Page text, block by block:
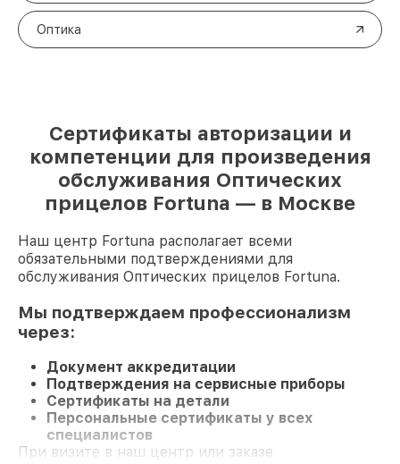
Оптика
Сертификаты авторизации и
компетенции для произведения
обслуживания Оптических
прицелов Fortuna — в Москве
Наш центр Fortuna располагает всеми
обязательными подтверждениями для
обслуживания Оптических прицелов Fortuna.
Мы подтверждаем профессионализм
через:
Документ аккредитации
Подтверждения на сервисные приборы
Сертификаты на детали
Персональные сертификаты у всех
специалистов
При визите в наш центр или заказе